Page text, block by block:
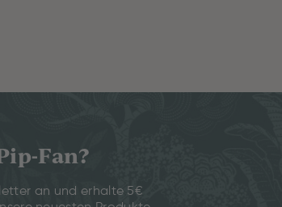
Fan?
an und erhalte 5€